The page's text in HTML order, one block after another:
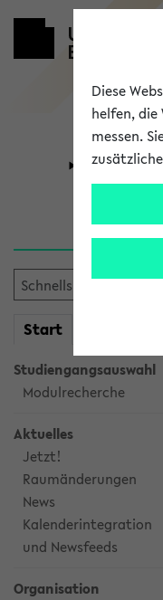
Universität
Start
Studiengangsauswahl
Modulrecherche
Aktuelles
Jetzt!
Raumänderungen
News
Kalenderintegration
und Newsfeeds
Organisation
Diese
helfen, die
messen.